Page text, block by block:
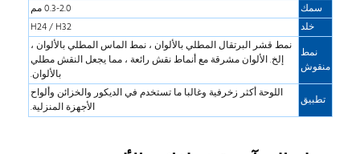
سمك
0.3-2.0 مم
خلد
H24 / H32
نمط
منقوش
نمط قشر البرتقال المطلي بالألوان ، نمط الماس المطلي بالألوان ،
إلخ. الألوان مشرقة مع أنماط نقش رائعة ، مما يجعل النقش مطلي
بالألوان.
تطبيق
اللوحة أكثر زخرفية وغالبا ما تستخدم في الديكور والخزائن وألواح
الأجهزة المنزلية.